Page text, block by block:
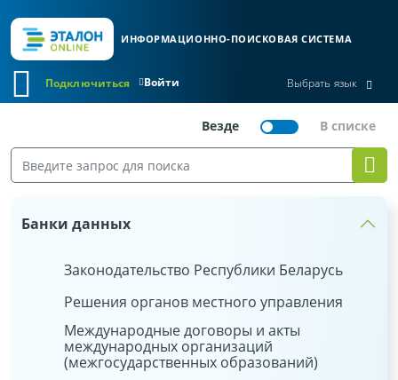
ИНФОРМАЦИОННО-ПОИСКОВАЯ СИСТЕМА
Войти
Подключиться Выбрать язык
Банки данных
Законодательство Республики Беларусь
Решения органов местного управления
Международные договоры и акты
международных организаций
(межгосударственных образований)